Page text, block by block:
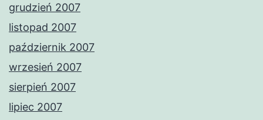
grudzień 2007
listopad 2007
październik 2007
wrzesień 2007
sierpień 2007
lipiec 2007